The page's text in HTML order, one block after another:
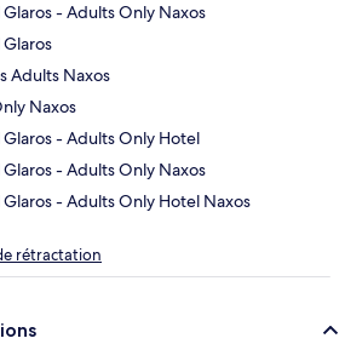
- Adults Only Naxos
Adults Naxos
Naxos
- Adults Only Hotel
- Adults Only Naxos
- Adults Only Hotel Naxos
rétractation